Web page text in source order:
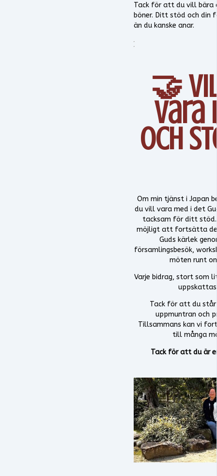
Tack för att du vill bära
böner. Ditt stöd och din
än du kanske anar.
🤝
vara
och
Om min tjänst i Japan
du vill vara med i det
tacksam för ditt stöd.
möjligt att fortsätta
Guds kärlek
församlingsbesök,
möten runt
Varje bidrag, stort som
Tack för att du står
uppmuntran och
Tillsammans kan vi
till många
Tack för att du är